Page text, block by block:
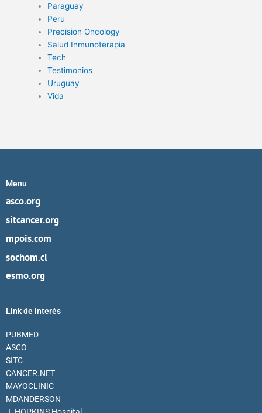
Paraguay
Peru
Precision Oncology
Salud Inmunoterapia
Tech
Testimonios
Uruguay
Vida
Menu
asco.org
sitcancer.org
mpois.com
sochom.cl
esmo.org
Link de interés
PUBMED
ASCO
SITC
CANCER.NET
MAYOCLINIC
MDANDERSON